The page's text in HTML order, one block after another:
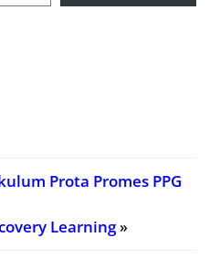
Prota Promes PPG
Learning»